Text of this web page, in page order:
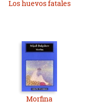
Los huevos fatales
Morfina